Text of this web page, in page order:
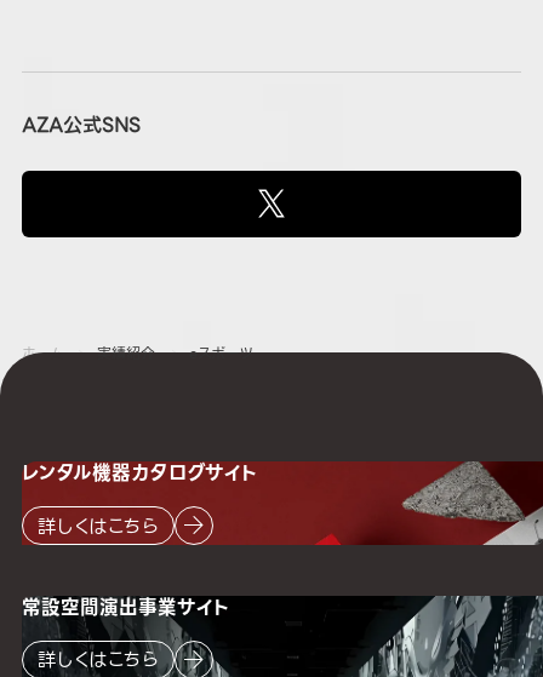
ホーム 実績紹介 eスポーツ
AZA公式SNS
レンタル機器カタログサイト
詳しくはこちら
常設空間演出事業サイト
詳しくはこちら